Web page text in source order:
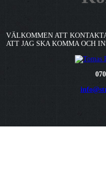
VÄLKOMMEN ATT
ATT JAG SKA KOMMA OCH